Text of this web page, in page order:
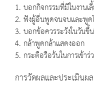
1. บอกกิจกรรมที่มีในงานเ
2. ฟังผู้อื่นพูดจนจบและพูด
3. บอกข้อควรระวังในวันขึ้
4. กล้าพูดกล้าแสดงออก
5. กระตือรือร้นในการเข้า
การวัดผลและประเมินผล